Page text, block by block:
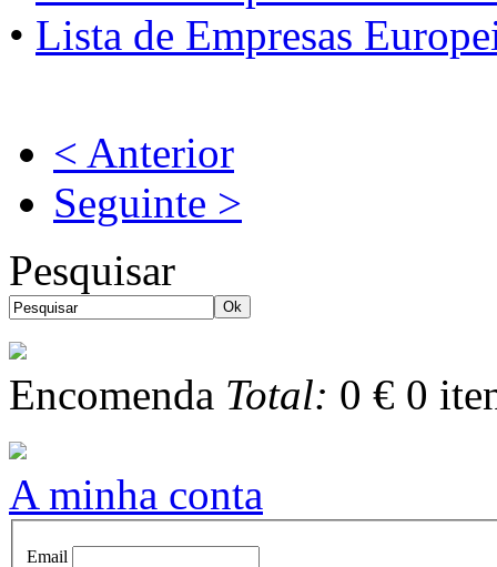
• Lista de Empresas
< Anterior
Seguinte >
Pesquisar
Encomenda Total: 0 € 0
A minha conta
Email